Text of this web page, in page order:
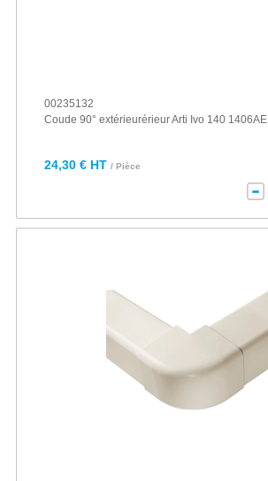
00235132
Coude 90° extérieurérieur Arti Ivo 140 1406AE
24,30 € HT / Pièce